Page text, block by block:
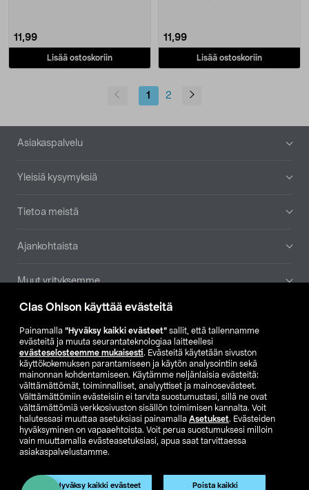
Clas Ohlson käyttää evästeitä
Painamalla ”Hyväksy kaikki evästeet” sallit, että tallennamme
evästeitä ja muuta seurantateknologiaa laitteellesi
evästeselosteemme mukaisesti. Evästeitä käytetään sivuston
käyttökokemuksen parantamiseen ja käytön analysointiin sekä
mainonnan kohdentamiseen. Käytämme neljänlaisia evästeitä:
välttämättömät, toiminnalliset, analyyttiset ja mainosevästeet.
Välttämättömiin evästeisiin ei tarvita suostumustasi, sillä ne ovat
välttämättömiä verkkosivuston sisällön toimimisen kannalta. Voit
halutessasi muuttaa asetuksiasi painamalla Asetukset. Evästeiden
hyväksyminen on vapaaehtoista. Voit perua suostumuksesi milloin
vain muuttamalla evästeasetuksiasi, apua saat tarvittaessa
asiakaspalvelustamme.
Hyväksy kaikki evästeet Poista kaikki
11,99
Lisää ostoskoriin
11,99
Lisää ostoskoriin
1 2
Alatunniste
Asiakaspalvelu
Yleisiä kysymyksiä
Tietoa meistä
Ajankohtaista
Muut yrityksemme
Etsi myymälä
SE NO FI
FI SV
Näytä hinnat ilman ALV:a